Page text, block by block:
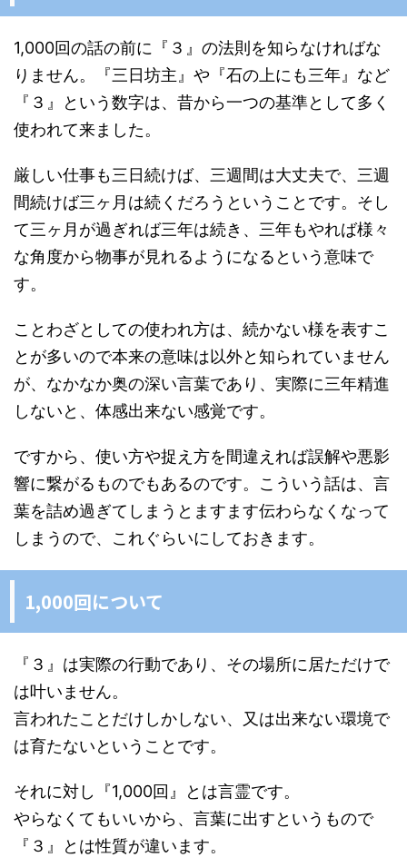
1,000回の話の前に『３』の法則を知らなければな
りません。『三日坊主』や『石の上にも三年』など
『３』という数字は、昔から一つの基準として多く
使われて来ました。
厳しい仕事も三日続けば、三週間は大丈夫で、三週
間続けば三ヶ月は続くだろうということです。そし
て三ヶ月が過ぎれば三年は続き、三年もやれば様々
な角度から物事が見れるようになるという意味で
す。
ことわざとしての使われ方は、続かない様を表すこ
とが多いので本来の意味は以外と知られていません
が、なかなか奥の深い言葉であり、実際に三年精進
しないと、体感出来ない感覚です。
ですから、使い方や捉え方を間違えれば誤解や悪影
響に繋がるものでもあるのです。こういう話は、言
葉を詰め過ぎてしまうとますます伝わらなくなって
しまうので、これぐらいにしておきます。
1,000回について
『３』は実際の行動であり、その場所に居ただけで
は叶いません。
言われたことだけしかしない、又は出来ない環境で
は育たないということです。
それに対し『1,000回』とは言霊です。
やらなくてもいいから、言葉に出すというもので
『３』とは性質が違います。